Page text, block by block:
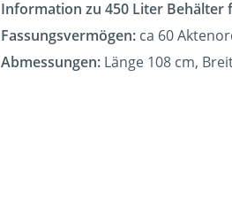
Information zu 450 Liter Behälter
Fassungsvermögen: ca 60
Abmessungen: Länge 108 cm,